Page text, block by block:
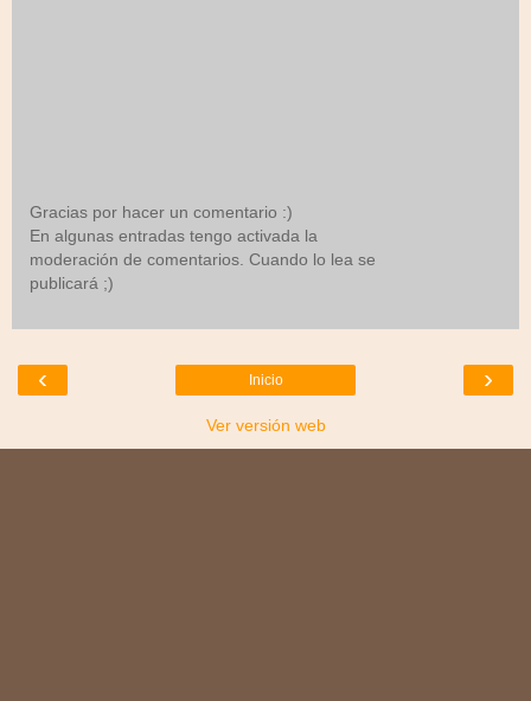
Gracias por hacer un comentario :)
En algunas entradas tengo activada la
moderación de comentarios. Cuando lo lea se
publicará ;)
‹ ›
Inicio
Ver versión web